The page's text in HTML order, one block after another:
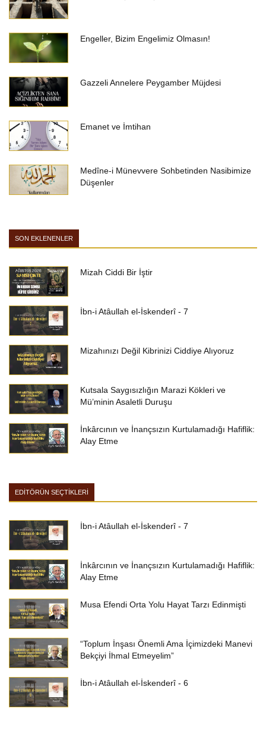
Engeller, Bizim Engelimiz Olmasın!
Gazzeli Annelere Peygamber Müjdesi
Emanet ve İmtihan
Medîne-i Münevvere Sohbetinden Nasibimize
Düşenler
SON EKLENENLER
Mizah Ciddi Bir İştir
İbn-i Atâullah el-İskenderî - 7
Mizahınızı Değil Kibrinizi Ciddiye Alıyoruz
Kutsala Saygısızlığın Marazi Kökleri ve
Mü’minin Asaletli Duruşu
İnkârcının ve İnançsızın Kurtulamadığı Hafiflik:
Alay Etme
EDİTÖRÜN SEÇTİKLERİ
İbn-i Atâullah el-İskenderî - 7
İnkârcının ve İnançsızın Kurtulamadığı Hafiflik:
Alay Etme
Musa Efendi Orta Yolu Hayat Tarzı Edinmişti
“Toplum İnşası Önemli Ama İçimizdeki Manevi
Bekçiyi İhmal Etmeyelim”
İbn-i Atâullah el-İskenderî - 6